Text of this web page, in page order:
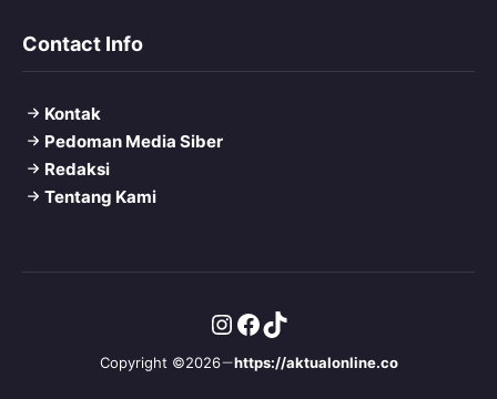
Contact Info
Kontak
Pedoman Media Siber
Redaksi
Tentang Kami
Copyright ©2026 https://aktualonline.co
Instagram
Facebook
TikTok